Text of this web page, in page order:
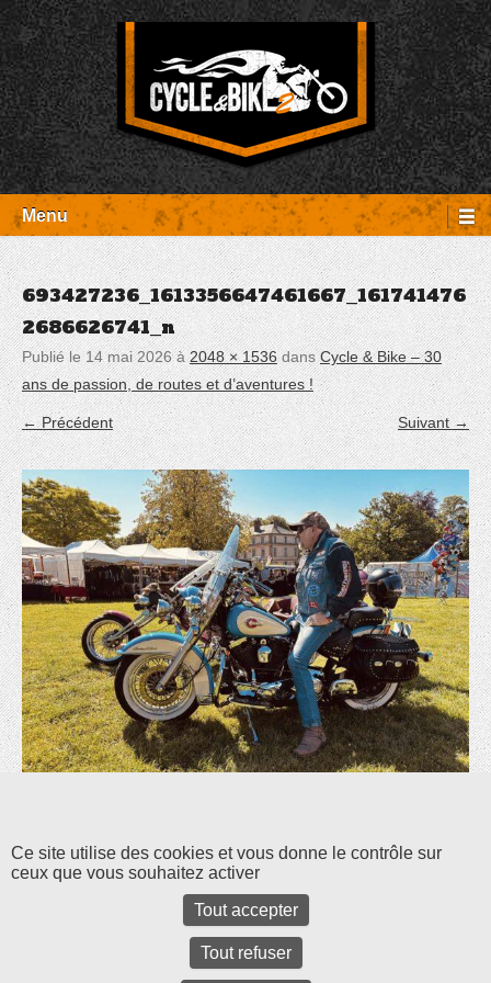
Aller
au
contenu
Cycle et Bike
Entretien Harley-Davidson, préparation et custom, boutique, pièces
détachées Rambouillet
Menu
693427236_1613356647461667_161741476
2686626741_n
Publié le14 mai 2026à2048 × 1536dansCycle & Bike – 30
ans de passion, de routes et d’aventures !
← Précédent Suivant →
Panneau de gestion des cookies
Ce site utilise des cookies et vous donne le contrôle sur
ceux que vous souhaitez activer
Tout accepter
Tout refuser